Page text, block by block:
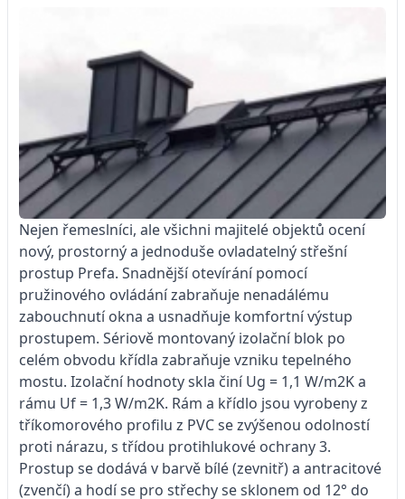
Nejen řemeslníci, ale všichni majitelé objektů ocení
nový, prostorný a jednoduše ovladatelný střešní
prostup Prefa. Snadnější otevírání pomocí
pružinového ovládání zabraňuje nenadálému
zabouchnutí okna a usnadňuje komfortní výstup
prostupem. Sériově montovaný izolační blok po
celém obvodu křídla zabraňuje vzniku tepelného
mostu. Izolační hodnoty skla činí Ug = 1,1 W/m2K a
rámu Uf = 1,3 W/m2K. Rám a křídlo jsou vyrobeny z
tříkomorového profilu z PVC se zvýšenou odolností
proti nárazu, s třídou protihlukové ochrany 3.
Prostup se dodává v barvě bílé (zevnitř) a antracitové
(zvenčí) a hodí se pro střechy se sklonem od 12° do